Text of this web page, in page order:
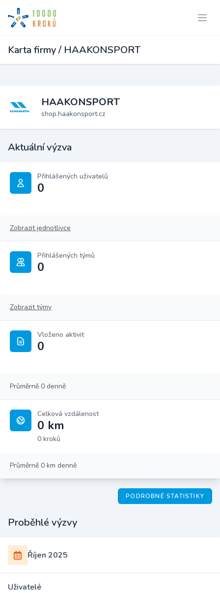
Karta firmy / HAAKONSPORT
HAAKONSPORT
shop.haakonsport.cz
Aktuální výzva
Přihlášených uživatelů
0
Zobrazit jednotlivce
Přihlášených týmů
0
Zobrazit týmy
Vloženo aktivit
0
Průměrně 0 denně
Celková vzdálenost
0 km
0 kroků
Průměrně 0 km denně
PODROBNÉ STATISTIKY
Proběhlé výzvy
Říjen 2025
Uživatelé